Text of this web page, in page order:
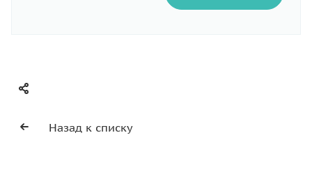
Назад к списку